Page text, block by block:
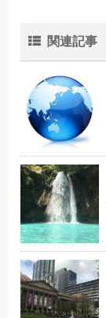
関連記事